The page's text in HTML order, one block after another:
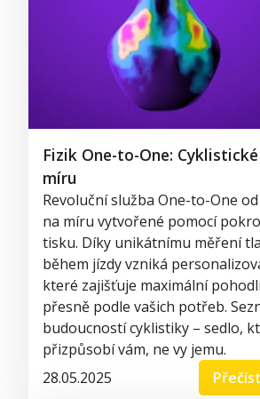
Fizik One-to-One:
míru
Revoluční služba One-to-One od
na míru vytvořené pomocí
tisku. Díky unikátnímu měření
během jízdy vzniká
které zajišťuje maximální
přesně podle vašich potřeb.
budoucností cyklistiky – sedlo,
přizpůsobí vám, ne vy jemu.
28.05.2025